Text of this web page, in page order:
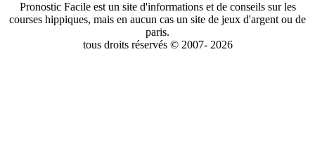
Pronostic Facile est un site d'informations et de conseils sur les
courses hippiques, mais en aucun cas un site de jeux d'argent ou de
paris.
tous droits réservés © 2007- 2026